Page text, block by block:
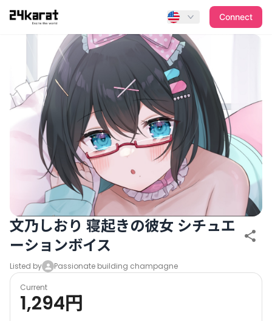
文乃しおり 寝起きの彼女 シチュエーションボイス
Connect
文乃しおり 寝起きの彼女 シチュエ
ーションボイス
Listed by Passionate building champagne
Current
1,294円